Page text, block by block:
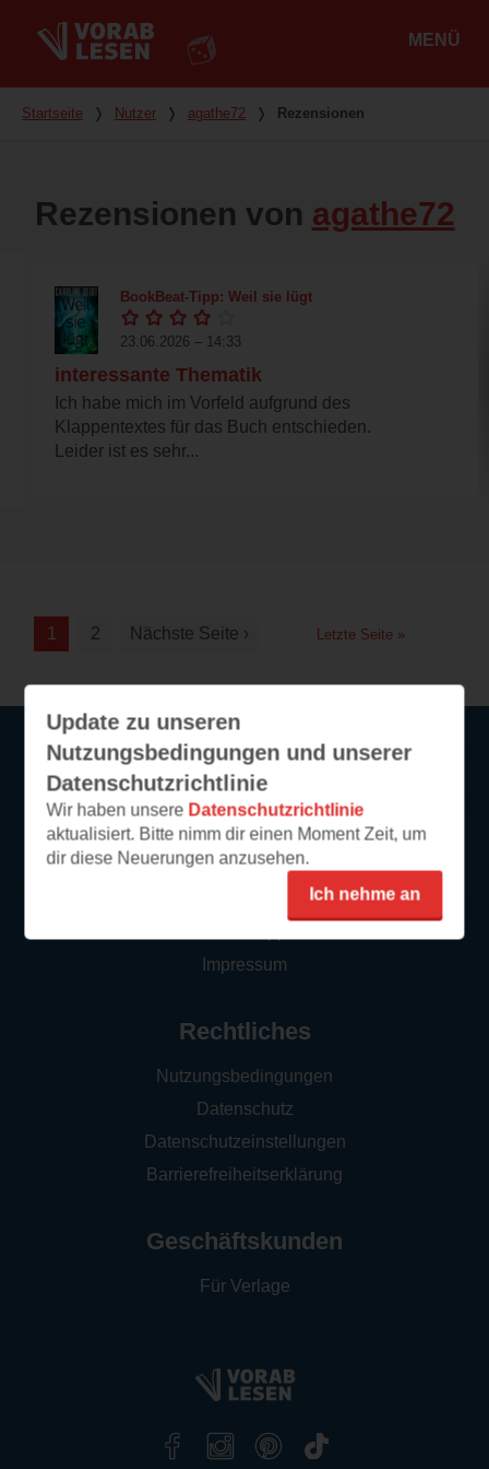
MENÜ
Du bist hier
Startseite ❭ Nutzer ❭ agathe72 ❭ Rezensionen
Rezensionen von agathe72
BookBeat-Tipp: Weil sie lügt
23.06.2026 – 14:33
interessante Thematik
Ich habe mich im Vorfeld aufgrund des
Klappentextes für das Buch entschieden.
Leider ist es sehr...
1 2 Nächste Seite › Letzte Seite »
Update zu unseren
Nutzungsbedingungen und unserer
Datenschutzrichtlinie
Wir haben unsere Datenschutzrichtlinie
aktualisiert. Bitte nimm dir einen Moment Zeit, um
dir diese Neuerungen anzusehen.
Ich nehme an
Service
So funktioniert‘s
FAQ
Newsletter abonnieren
Impressum
Rechtliches
Nutzungsbedingungen
Datenschutz
Datenschutzeinstellungen
Barrierefreiheitserklärung
Geschäftskunden
Für Verlage